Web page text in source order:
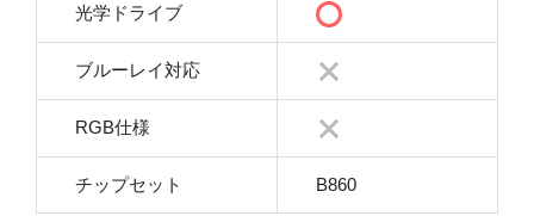
光学ドライブ
ブルーレイ対応
RGB仕様
チップセット B860